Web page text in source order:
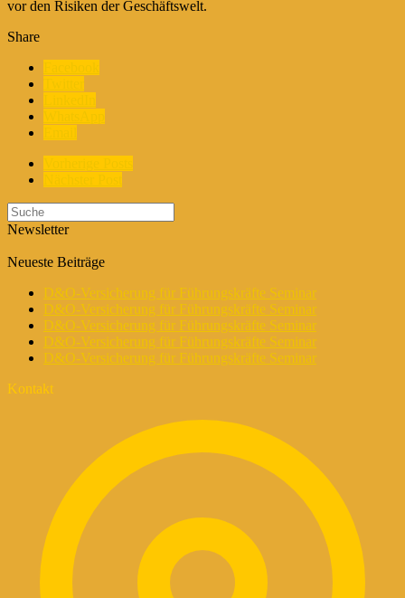
vor den Risiken der Geschäftswelt.
Share
Newsletter
Neueste Beiträge
D&O-Versicherung für Führungskräfte Seminar
D&O-Versicherung für Führungskräfte Seminar
D&O-Versicherung für Führungskräfte Seminar
D&O-Versicherung für Führungskräfte Seminar
D&O-Versicherung für Führungskräfte Seminar
Kontakt